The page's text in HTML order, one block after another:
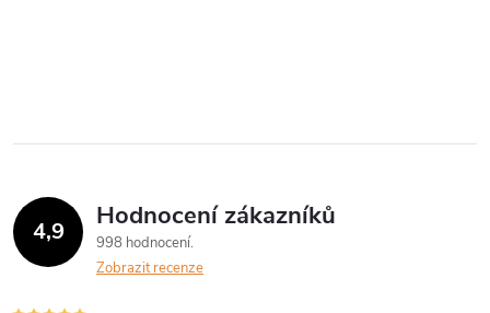
4,9 Hodnocení zákazníků
998 hodnocení
Zobrazit recenze